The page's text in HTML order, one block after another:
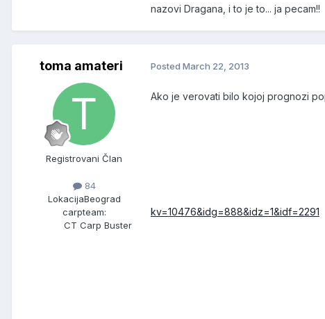
nazovi Dragana, i to je to... ja pecam!!
toma amateri
Registrovani Član
84
LokacijaBeograd
carpteam:
CT Carp Buster
Posted March 22, 2013
Ako je verovati bilo kojoj prognozi
kv=10476&idg=888&idz=1&idf=2291